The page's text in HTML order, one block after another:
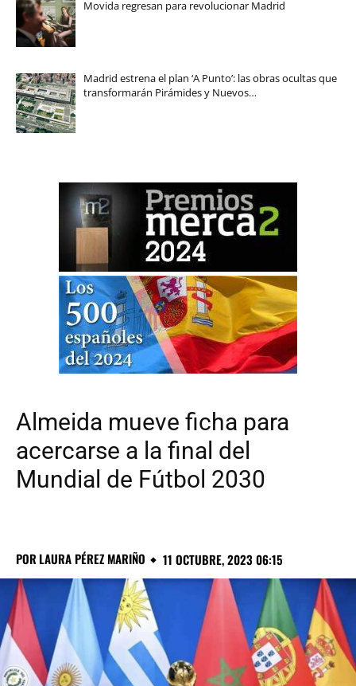
Movida regresan para revolucionar Madrid
Madrid estrena el plan ‘A Punto’: las obras ocultas que
transformarán Pirámides y Nuevos…
Almeida mueve ficha para
acercarse a la final del
Mundial de Fútbol 2030
POR LAURA PÉREZ MARIÑO 11 OCTUBRE, 2023 06:15